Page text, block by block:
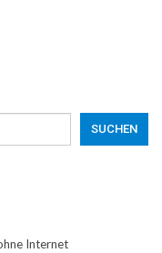
SUCHEN
Internet